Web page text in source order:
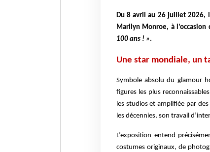
Du 8 avril au 26 juillet 2026,
Marilyn Monroe, à
100 ans ! ».
Une star mondiale, un
Symbole absolu du glamour
figures les plus
les studios et amplifiée par
les décennies, son travail
L’exposition entend
costumes originaux, de